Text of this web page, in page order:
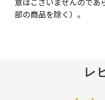
部の商品を除く）。
レ